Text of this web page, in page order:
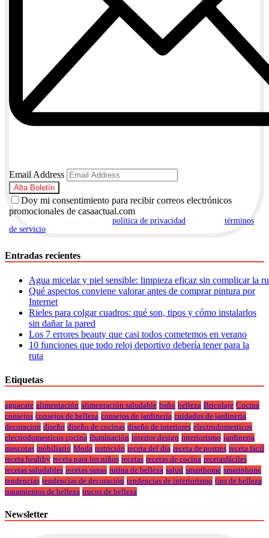
Email Address
Doy mi consentimiento para recibir correos electrónicos
promocionales de casaactual.com
política de privacidad
términos
de servicio
Entradas recientes
Agua micelar y piel sensible: limpieza eficaz sin complicar la
Qué aspectos conviene valorar antes de comprar pintura por
Internet
Rieles para colgar cuadros: qué son, tipos y cómo instalarlos
sin dañar la pared
Los 7 errores beauty que casi todos cometemos en verano
10 funciones que todo reloj deportivo debería tener para la
ruta
Etiquetas
aguacate alimentación alimentación saludable baño belleza Bricolaje Cocina
consejos consejos de belleza consejos de jardineria cuidados de jardineria
decoracion diseño diseño de cocinas diseño de interiores electrodomesticos
electrodomesticos cocina iluminación interior design interiorismo jardineria
mascotas mobiliario Moda nutrición receta del día receta de postres receta fácil
receta healthy receta para los niños recetas recetas de cocina recetasfáciles
recetas saludables recetas sanas rutina de belleza salud smarthome smartphone
tendencias tendencias de decoración tendencias de interiorismo tips de belleza
tratamientos de belleza trucos de belleza
Newsletter